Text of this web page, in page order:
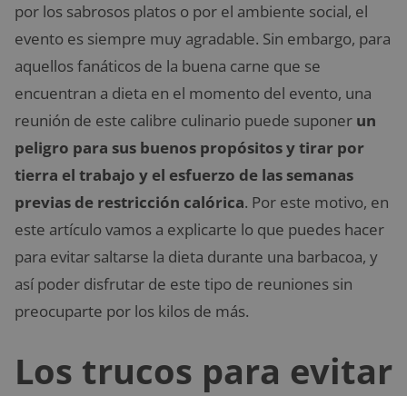
por los sabrosos platos o por el ambiente social, el
evento es siempre muy agradable. Sin embargo, para
aquellos fanáticos de la buena carne que se
encuentran a dieta en el momento del evento, una
reunión de este calibre culinario puede suponer un
peligro para sus buenos propósitos y tirar por
tierra el trabajo y el esfuerzo de las semanas
previas de restricción calórica. Por este motivo, en
este artículo vamos a explicarte lo que puedes hacer
para evitar saltarse la dieta durante una barbacoa, y
así poder disfrutar de este tipo de reuniones sin
preocuparte por los kilos de más.
Los trucos para evitar